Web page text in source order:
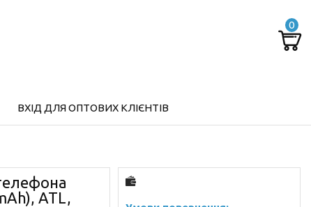
ВХІД ДЛЯ ОПТОВИХ КЛІЄНТІВ
ATL,